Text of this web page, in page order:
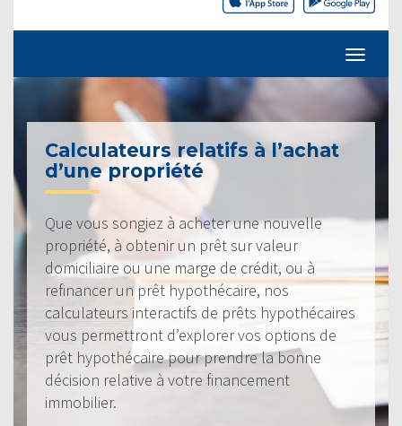
Calculateurs relatifs à l’achat
d’une propriété
Que vous songiez à acheter une nouvelle
propriété, à obtenir un prêt sur valeur
domiciliaire ou une marge de crédit, ou à
refinancer un prêt hypothécaire, nos
calculateurs interactifs de prêts hypothécaires
vous permettront d’explorer vos options de
prêt hypothécaire pour prendre la bonne
décision relative à votre financement
immobilier.